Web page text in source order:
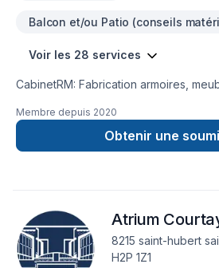
Balcon et/ou Patio (conseils
Voir les 28 services
CabinetRM: Fabrication armoires,
cuisine et salle de bain, douche en
moulure , porte , fenêtre , plancher
céramique, cellier sous escalier,
Venez voir notre page FB sous
Membre depuis 2020
Obtenir une
Atrium
8215 saint-hubert
H2P 1Z1